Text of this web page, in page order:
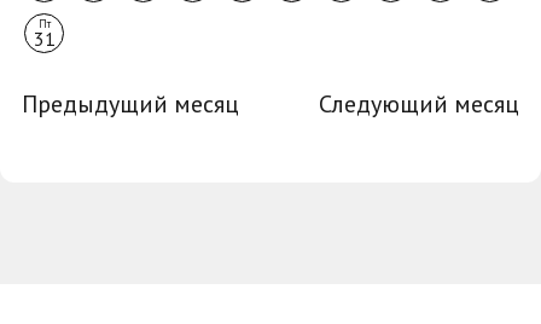
Пт
31
Предыдущий месяц Следующий месяц